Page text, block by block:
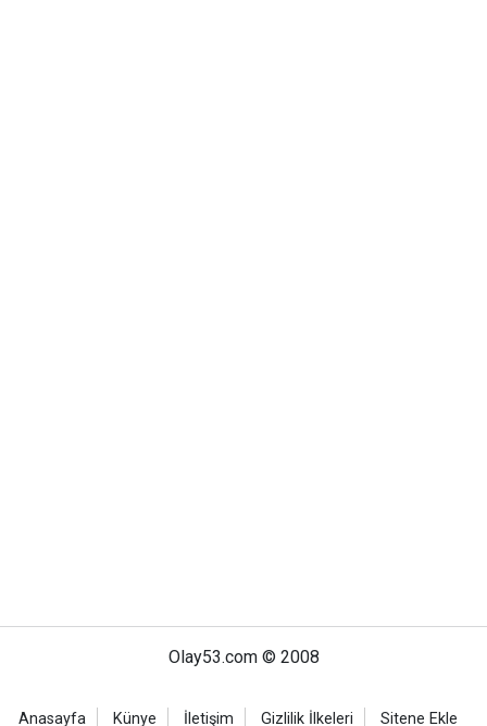
Olay53.com © 2008
Anasayfa Künye İletişim Gizlilik İlkeleri Sitene Ekle